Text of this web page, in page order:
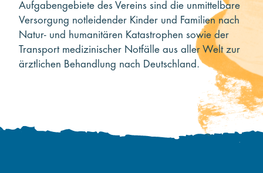
Aufgabengebiete des Vereins sind die unmittelbare
Versorgung notleidender Kinder und Familien nach
Natur- und humanitären Katastrophen sowie der
Transport medizinischer Notfälle aus aller Welt zur
ärztlichen Behandlung nach Deutschland.